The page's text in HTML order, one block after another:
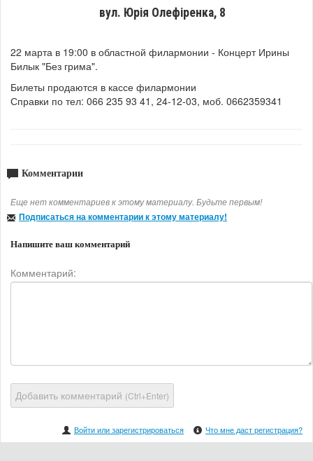
вул. Юрія Олефіренка, 8
22 марта в 19:00 в областной филармонии - Концерт Ирины
Билык "Без грима".
Билеты продаются в кассе филармонии
Справки по тел: 066 235 93 41, 24-12-03, моб. 0662359341
Комментарии
Еще нет комментариев к этому материалу. Будьте первым!
Подписаться на комментарии к этому материалу!
Напишите ваш комментарий
Комментарий:
Добавить комментарий (Ctrl+Enter)
Войти или зарегистрироваться Что мне даст регистрация?